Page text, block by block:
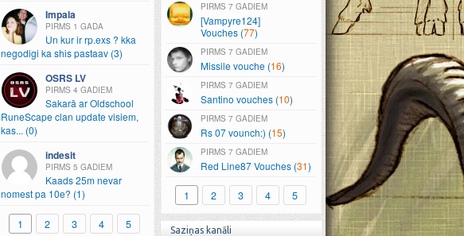
7 GADIEM
[Vampyre124]
Vouches (77)
7 GADIEM
Missile vouche (16)
7 GADIEM
Santino vouches (10)
7 GADIEM
Rs 07 vounch:) (15)
7 GADIEM
Red Line87 Vouches (31)
1 2 3 4 5
Saziņas kanāli
Impala
1 GADA
Un kur ir rp.exs ? kka
negodigi ka shis pastaav (3)
OSRS LV
4 GADIEM
Sakarā ar Oldschool
RuneScape clan update visiem,
kas... (0)
indesit
5 GADIEM
Kaads 25m nevar
nomest pa 10e? (1)
1 2 3 4 5